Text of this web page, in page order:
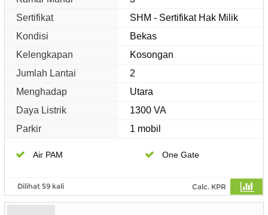
Sertifikat
SHM - Sertifikat Hak Milik
Kondisi
Bekas
Kelengkapan
Kosongan
Jumlah Lantai
2
Menghadap
Utara
Daya Listrik
1300 VA
Parkir
1 mobil
Air PAM One Gate
Dilihat 59 kali Calc. KPR